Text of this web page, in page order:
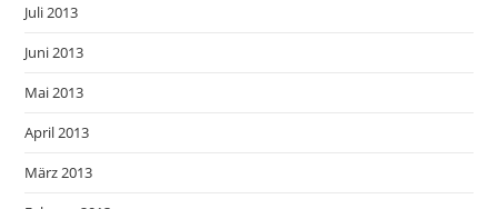
Juli 2013
Juni 2013
Mai 2013
April 2013
März 2013